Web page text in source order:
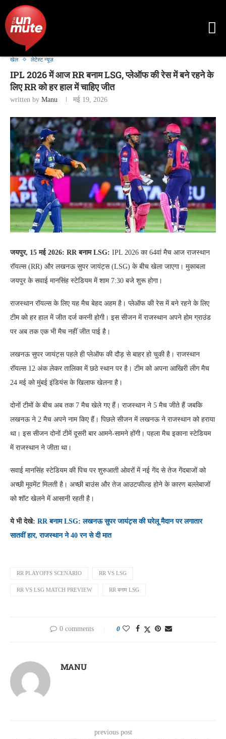
खेल लेटेस्ट न्यूज़
IPL 2026 में आज RR बनाम LSG, प्लेऑफ की रेस में बने रहने के
लिए RR को हर हाल में चाहिए जीत
written by Manu मई 19, 2026
जयपुर, 15 मई 2026: RR बनाम LSG: IPL 2026 का 64वां मैच आज राजस्थान
रॉयल्स (RR) और लखनऊ सुपर जायंट्स (LSG) के बीच खेला जाएगा। मुकाबला
जयपुर के सवाई मानसिंह स्टेडियम में शाम 7:30 बजे शुरू होगा।
राजस्थान रॉयल्स के लिए यह मैच बेहद अहम है। प्लेऑफ की रेस में बने रहने के लिए
टीम को हर हाल में जीत दर्ज करनी होगी। इस सीजन में राजस्थान अपने होम ग्राउंड
पर अब तक एक भी मैच नहीं जीत पाई है।
लखनऊ सुपर जायंट्स पहले ही प्लेऑफ की दौड़ से बाहर हो चुकी है। राजस्थान
रॉयल्स 12 अंक लेकर तालिका में छठे स्थान पर है। टीम को अपना आखिरी लीग मैच
24 मई को मुंबई इंडियंस के खिलाफ खेलना है।
दोनों टीमों के बीच अब तक 7 मैच खेले गए हैं। राजस्थान ने 5 मैच जीते हैं जबकि
लखनऊ ने 2 मैच अपने नाम किए हैं। पिछले सीजन में लखनऊ ने राजस्थान को हराया
था। इस सीजन दोनों टीमें दूसरी बार आमने-सामने होंगी। पहला मैच इकाना स्टेडियम
में राजस्थान ने जीता था।
सवाई मानसिंह स्टेडियम की पिच पर शुरुआती ओवरों में नई गेंद से तेज गेंदबाजों को
अच्छी मूवमेंट मिलती है। अच्छी बाउंस और तेज आउटफील्ड होने के कारण बल्लेबाजों
को शॉट खेलने में आसानी रहती है।
ये भी देखे: RR बनाम LSG: लखनऊ सुपर जायंट्स की घरेलू मैदान पर लगातार
सातवीं हार, राजस्थान ने 40 रन से दी मात
RR PLAYOFFS SCENARIO RR VS LSG
RR VS LSG MATCH PREVIEW RR बनाम LSG
0 comments 0
MANU
previous post